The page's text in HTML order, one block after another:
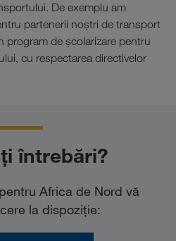
De exemplu am
partenerii noştri de transport
program de şcolarizare pentru
cu respectarea directivelor
întrebări?
Africa de Nord vă
la dispoziţie: